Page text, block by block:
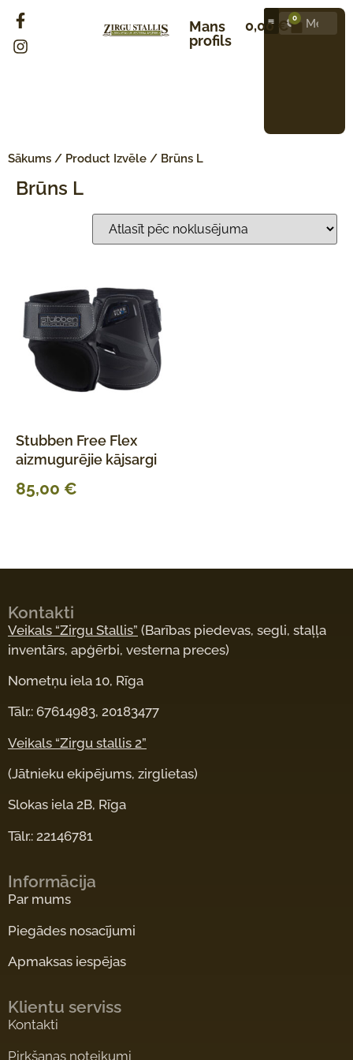
Mans
profils
0,00 € 0
Sākums / Product Izvēle / Brūns L
Brūns L
Stubben Free Flex
aizmugurējie kājsargi
85,00 €
Kontakti
Veikals “Zirgu Stallis” (Barības piedevas, segli, staļļa
inventārs, apģērbi, vesterna preces)
Nometņu iela 10, Rīga
Tālr.: 67614983, 20183477
Veikals “Zirgu stallis 2”
(Jātnieku ekipējums, zirglietas)
Slokas iela 2B, Rīga
Tālr.: 22146781
Informācija
Par mums
Piegādes nosacījumi
Apmaksas iespējas
Klientu serviss
Kontakti
Pirkšanas noteikumi